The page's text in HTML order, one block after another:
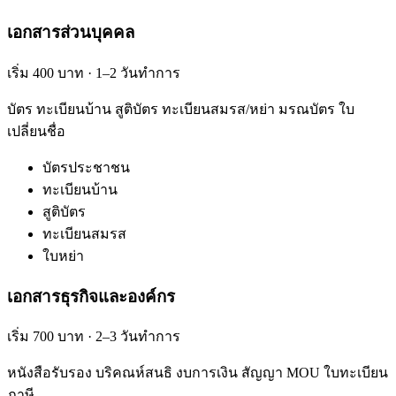
เอกสารส่วนบุคคล
เริ่ม 400 บาท · 1–2 วันทำการ
บัตร ทะเบียนบ้าน สูติบัตร ทะเบียนสมรส/หย่า มรณบัตร ใบ
เปลี่ยนชื่อ
บัตรประชาชน
ทะเบียนบ้าน
สูติบัตร
ทะเบียนสมรส
ใบหย่า
เอกสารธุรกิจและองค์กร
เริ่ม 700 บาท · 2–3 วันทำการ
หนังสือรับรอง บริคณห์สนธิ งบการเงิน สัญญา MOU ใบทะเบียน